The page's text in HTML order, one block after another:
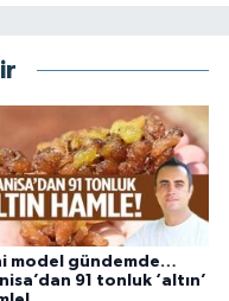
model gündemde…
91 tonluk ‘altın’